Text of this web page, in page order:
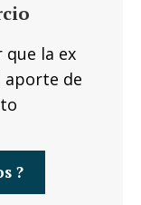
la ex
aporte de
?